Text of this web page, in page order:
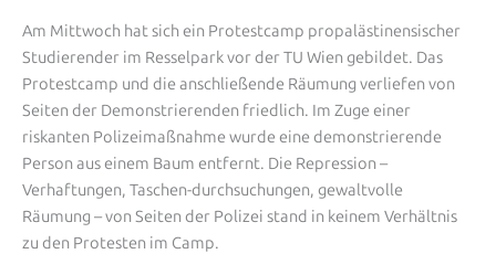
Am Mittwoch hat sich ein Protestcamp propalästinensischer
Studierender im Resselpark vor der TU Wien gebildet. Das
Protestcamp und die anschließende Räumung verliefen von
Seiten der Demonstrierenden friedlich. Im Zuge einer
riskanten Polizeimaßnahme wurde eine demonstrierende
Person aus einem Baum entfernt. Die Repression –
Verhaftungen, Taschen-durchsuchungen, gewaltvolle
Räumung – von Seiten der Polizei stand in keinem Verhältnis
zu den Protesten im Camp.